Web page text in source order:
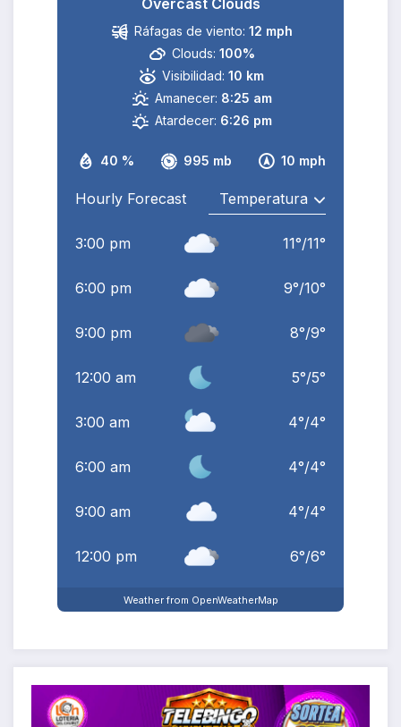
Overcast Clouds
40 % 995 mb 10 mph
Ráfagas de viento: 12 mph
Clouds: 100%
Visibilidad: 10 km
Amanecer: 8:25 am
Atardecer: 6:26 pm
Hourly Forecast
3:00 pm 11°/11°
6:00 pm 9°/10°
9:00 pm 8°/9°
12:00 am 5°/5°
3:00 am 4°/4°
6:00 am 4°/4°
9:00 am 4°/4°
12:00 pm 6°/6°
Weather from OpenWeatherMap